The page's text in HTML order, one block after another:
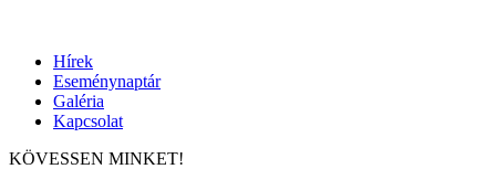
Hírek
Eseménynaptár
Galéria
Kapcsolat
KÖVESSEN MINKET!